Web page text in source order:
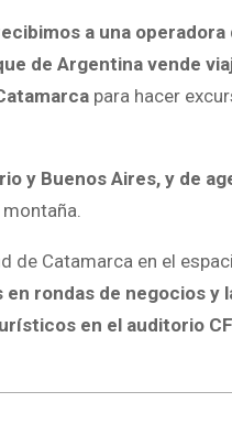
a una operadora
de Argentina vende
para hacer
y Buenos Aires, y de
de Catamarca en el
rondas de negocios y
en el auditorio